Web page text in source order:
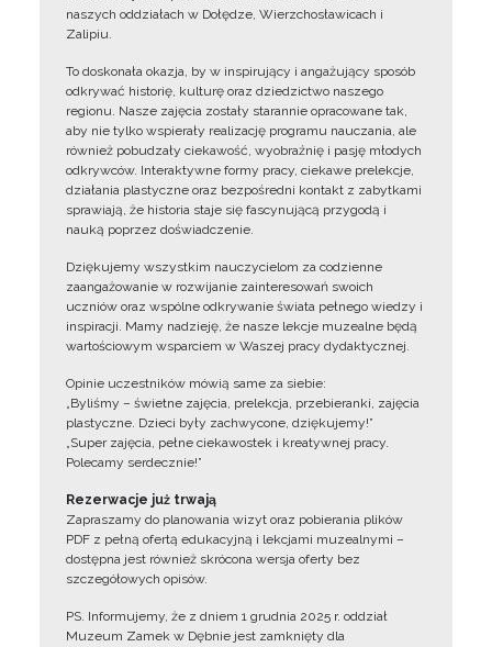
naszych oddziałach w Dołędze, Wierzchosławicach i
Zalipiu.
To doskonała okazja, by w inspirujący i angażujący sposób
odkrywać historię, kulturę oraz dziedzictwo naszego
regionu. Nasze zajęcia zostały starannie opracowane tak,
aby nie tylko wspierały realizację programu nauczania, ale
również pobudzały ciekawość, wyobraźnię i pasję młodych
odkrywców. Interaktywne formy pracy, ciekawe prelekcje,
działania plastyczne oraz bezpośredni kontakt z zabytkami
sprawiają, że historia staje się fascynującą przygodą i
nauką poprzez doświadczenie.
Dziękujemy wszystkim nauczycielom za codzienne
zaangażowanie w rozwijanie zainteresowań swoich
uczniów oraz wspólne odkrywanie świata pełnego wiedzy i
inspiracji. Mamy nadzieję, że nasze lekcje muzealne będą
wartościowym wsparciem w Waszej pracy dydaktycznej.
Opinie uczestników mówią same za siebie:
„Byliśmy – świetne zajęcia, prelekcja, przebieranki, zajęcia
plastyczne. Dzieci były zachwycone, dziękujemy!”
„Super zajęcia, pełne ciekawostek i kreatywnej pracy.
Polecamy serdecznie!”
Rezerwacje już trwają
Zapraszamy do planowania wizyt oraz pobierania plików
PDF z pełną ofertą edukacyjną i lekcjami muzealnymi –
dostępna jest również skrócona wersja oferty bez
szczegółowych opisów.
PS. Informujemy, że z dniem 1 grudnia 2025 r. oddział
Muzeum Zamek w Dębnie jest zamknięty dla